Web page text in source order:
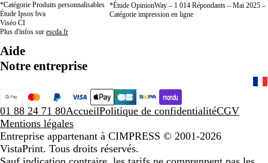
*Catégorie Produits personnalisables
Étude Ipsos bva
Viséo CI
Plus d'infos sur escda.fr
*Étude OpinionWay – 1 014 Répondants – Mai 2025 –
Catégorie impression en ligne
Aide
Notre entreprise
01 88 24 71 80AccueilPolitique de confidentialitéCGV
Mentions légales
Entreprise appartenant à CIMPRESS © 2001-2026
VistaPrint. Tous droits réservés.